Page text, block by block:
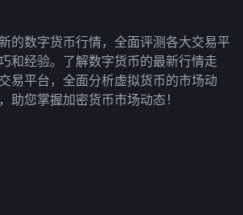
的数字货币行情，全面评测各大交易平
和经验。了解数字货币的最新行情走
易平台，全面分析虚拟货币的市场动
助您掌握加密货币市场动态！